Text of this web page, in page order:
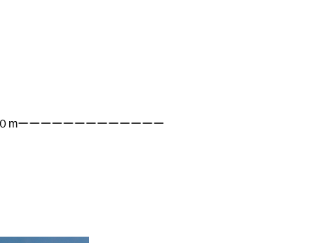
ーーーーーーーーーーーーー